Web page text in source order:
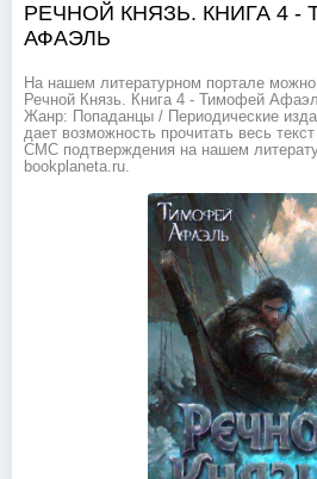
РЕЧНОЙ КНЯЗЬ. КНИГА 4 -
АФАЭЛЬ
На нашем литературном портале можно
Речной Князь. Книга 4 - Тимофей
Жанр: Попаданцы / Периодические
дает возможность прочитать весь
СМС подтверждения на нашем
bookplaneta.ru.